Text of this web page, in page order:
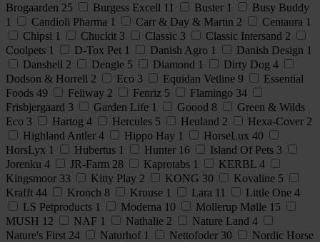
Brogaarden 25 Burgess Excell 11 Buster 1
Busy Buddy
1
Candioli Pharma 1 Carr & Day & Martin 2 Centaura 1
Chipsi 1 Chuckit 3 Classic 3 Classic Intersand 2
Coolpets 1 D-Tox Pet 1 Danish Agro 1 Danish Design 1
Danshell 2 Dengie 5 Diamond 1 Dirty Dog 4
Dodson & Horrell 2 Eco 3 Equidan Vetline 9
Essential
Foods 49 Feliway 2 Fenriz 5 Flamingo 34
Frisbjergaard 3 Garden Life 1 Goood 8
Green & Wilds
Eco 3 Hartog 4 Hercules 5 Heuland 2 Hexa-Cover 2
Highland Antler 4 Hippo Hay 1 HorseLux 40
HorsLyx 1 Hubertus 1 Hunter 16 Island Of Pets 3
Jorenku 4 JR-Farm 28 Kaprotabs 1 KERBL 4
Kingsmoor 33 Kitty Play 2 KONG 30 Kovaline 5
Krafft 44 Kronch 8 Kruuse 1 Lara 11 Little One 4
LS Petproducts 1 Moderna 10 Mollerup Mølle 15
MUSH 12 NAF 1 Nathalie 2 Nature Land 4
Nature's First 24 Naturhof 1 Nettofoder 30
Nordic Horse